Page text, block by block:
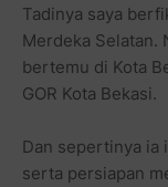
Tadinya saya
Merdeka Selatan.
bertemu di Kota
GOR Kota Bekasi.
Dan sepertinya ia
serta persiapan